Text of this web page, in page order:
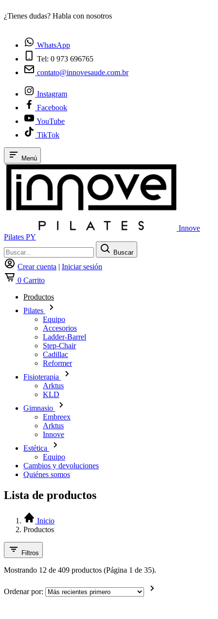
¿Tienes dudas? Habla con nosotros
WhatsApp
Tel: 0 973 696765
contato@innovesaude.com.br
Instagram
Facebook
YouTube
TikTok
Menú
Innove
Pilates PY
Buscar
Crear cuenta | Iniciar sesión
0 Carrito
Productos
Pilates
Equipo
Accesorios
Ladder-Barrel
Step-Chair
Cadillac
Reformer
Fisioterapia
Arktus
KLD
Gimnasio
Embreex
Arktus
Innove
Estética
Equipo
Cambios y devoluciones
Quiénes somos
Lista de productos
Inicio
Productos
Filtros
Mostrando 12 de 409 productos (Página 1 de 35).
Ordenar por: